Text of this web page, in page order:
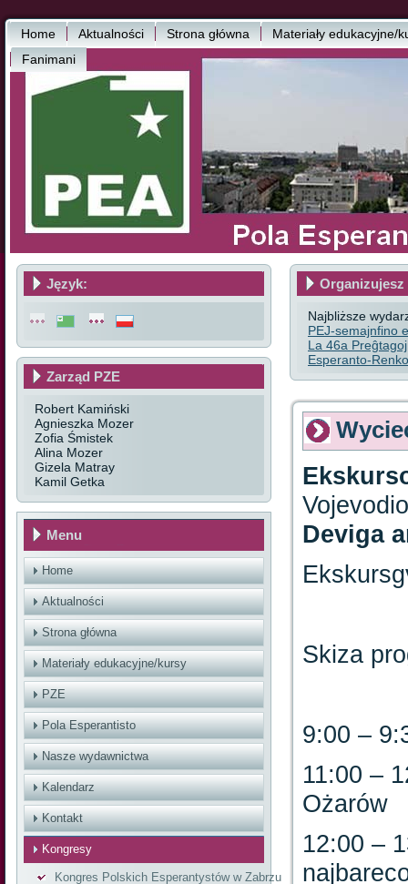
Home Aktualności Strona główna
Materiały edukacyjne/
Fanimani
Język:
Zarząd PZE
Robert Kamiński
Agnieszka Mozer
Zofia Śmistek
Alina Mozer
Gizela Matray
Kamil Getka
Menu
Home
Aktualności
Strona główna
Materiały edukacyjne/kursy
PZE
Pola Esperantisto
Nasze wydawnictwa
Kalendarz
Kontakt
Kongresy
Kongres Polskich Esperantystów w Zabrzu
Organizujesz
Najbliższe
PEJ-semajnfino
La 46a
Esperanto-
Deviga
Skiza
9:00 –
11:00 –
Ożarów
12:00 –